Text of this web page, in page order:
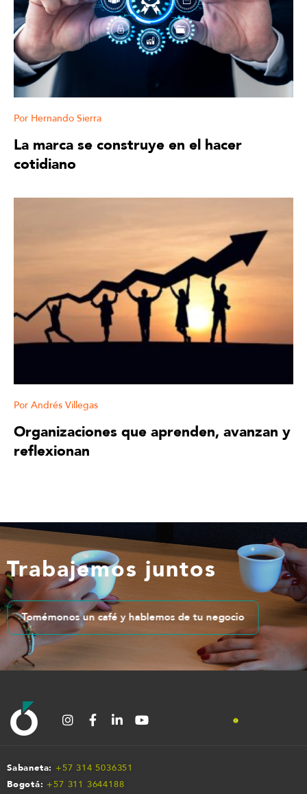
La marca se construye en el hacer
cotidiano
Hernando Sierra
Organizaciones que aprenden, avanzan y
reflexionan
Andrés Villegas
Trabajemos juntos
Tomémonos un café y hablemos de tu negocio
Sabaneta: +57 314 5036351
Bogotá: +57 311 3644188